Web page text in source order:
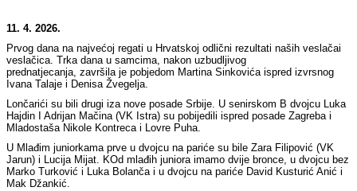
11. 4. 2026.
Prvog dana na najvećoj regati u Hrvatskoj odlični rezultati naših veslačai
veslačica. Trka dana u samcima, nakon uzbudljivog
prednatjecanja, završila je pobjedom Martina Sinkovića ispred izvrsnog
Ivana Talaje i Denisa Žvegelja.
Lončarići su bili drugi iza nove posade Srbije. U senirskom B dvojcu Luka
Hajdin I Adrijan Mačina (VK Istra) su pobijedili ispred posade Zagreba i
Mladostaša Nikole Kontreca i Lovre Puha.
U Mlađim juniorkama prve u dvojcu na pariće su bile Zara Filipović (VK
Jarun) i Lucija Mijat. KOd mlađih juniora imamo dvije bronce, u dvojcu bez
Marko Turković i Luka Bolanča i u dvojcu na pariće David Kusturić Anić i
Mak Džankić.